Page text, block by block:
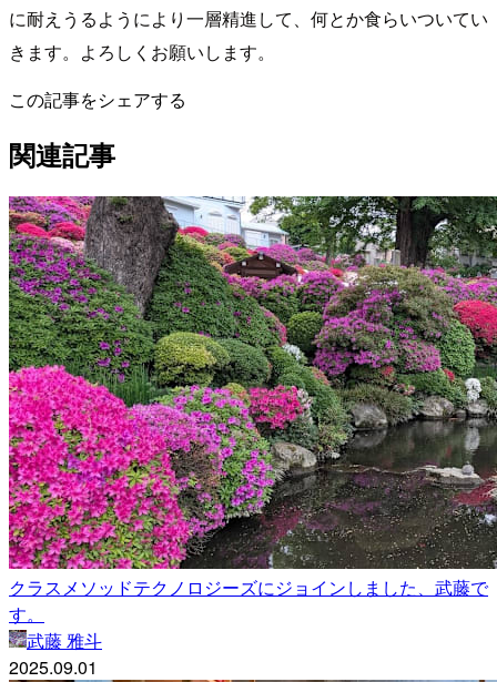
に耐えうるようにより一層精進して、何とか食らいついてい
きます。よろしくお願いします。
この記事をシェアする
関連記事
クラスメソッドテクノロジーズにジョインしました、武藤で
す。
武藤 雅斗
2025.09.01